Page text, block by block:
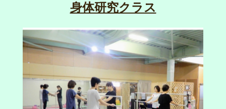
身体研究クラス